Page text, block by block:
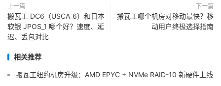
上一篇
搬瓦工 DC6（USCA_6）和日本
软银 JPOS_1 哪个好？速度、延
迟、丢包对比
下一篇
搬瓦工哪个机房对移动最快？移
动用户终极选择指南
相关推荐
搬瓦工纽约机房升级：AMD EPYC + NVMe RAID-10 新硬件上线